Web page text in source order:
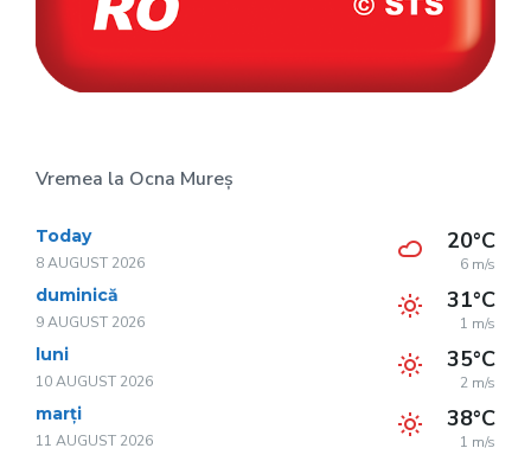
Vremea la Ocna Mureș
Today
8 AUGUST 2026
20°C
6 m/s
duminică
9 AUGUST 2026
31°C
1 m/s
luni
10 AUGUST 2026
35°C
2 m/s
marți
11 AUGUST 2026
38°C
1 m/s